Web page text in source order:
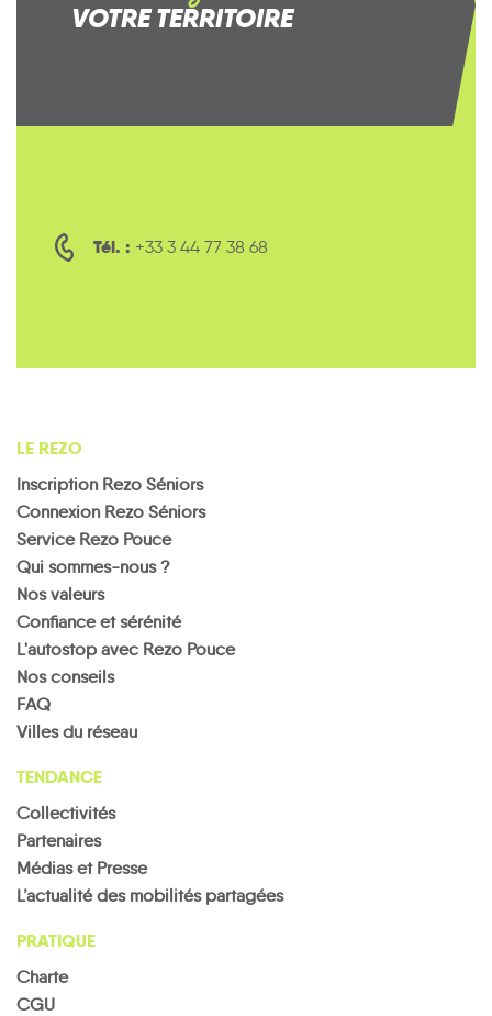
VOTRE TERRITOIRE
Tél. : +33 3 44 77 38 68
LE REZO
Inscription Rezo Séniors
Connexion Rezo Séniors
Service Rezo Pouce
Qui sommes-nous ?
Nos valeurs
Confiance et sérénité
L'autostop avec Rezo Pouce
Nos conseils
FAQ
Villes du réseau
TENDANCE
Collectivités
Partenaires
Médias et Presse
L’actualité des mobilités partagées
PRATIQUE
Charte
CGU